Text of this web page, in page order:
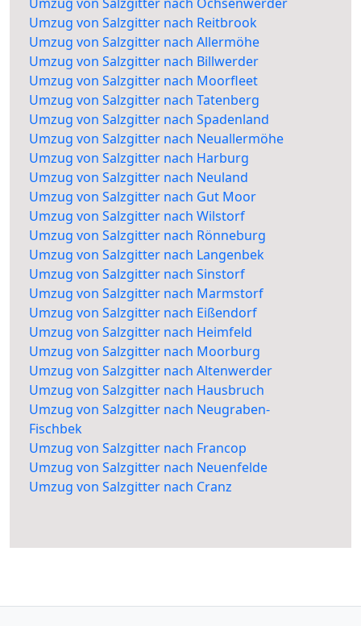
Umzug von Salzgitter nach Reitbrook
Umzug von Salzgitter nach Allermöhe
Umzug von Salzgitter nach Billwerder
Umzug von Salzgitter nach Moorfleet
Umzug von Salzgitter nach Tatenberg
Umzug von Salzgitter nach Spadenland
Umzug von Salzgitter nach Neuallermöhe
Umzug von Salzgitter nach Harburg
Umzug von Salzgitter nach Neuland
Umzug von Salzgitter nach Gut Moor
Umzug von Salzgitter nach Wilstorf
Umzug von Salzgitter nach Rönneburg
Umzug von Salzgitter nach Langenbek
Umzug von Salzgitter nach Sinstorf
Umzug von Salzgitter nach Marmstorf
Umzug von Salzgitter nach Eißendorf
Umzug von Salzgitter nach Heimfeld
Umzug von Salzgitter nach Moorburg
Umzug von Salzgitter nach Altenwerder
Umzug von Salzgitter nach Hausbruch
Umzug von Salzgitter nach Neugraben-
Fischbek
Umzug von Salzgitter nach Francop
Umzug von Salzgitter nach Neuenfelde
Umzug von Salzgitter nach Cranz